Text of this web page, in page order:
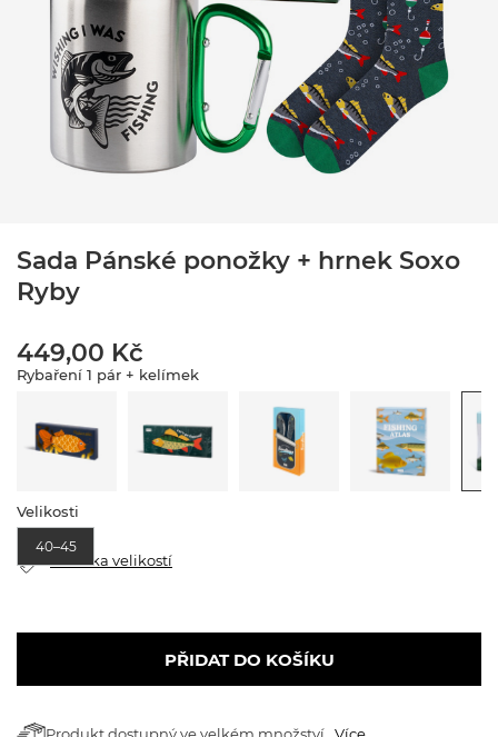
Sada Pánské ponožky + hrnek Soxo
Ryby
449,00 Kč
Rybaření 1 pár + kelímek
Velikosti
40–45
Tabulka velikostí
PŘIDAT DO KOŠÍKU